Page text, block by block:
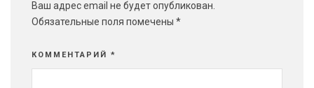
Ваш адрес email не будет опубликован.
Обязательные поля помечены *
КОММЕНТАРИЙ *